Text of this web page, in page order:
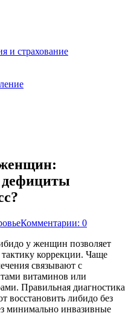
и страхование
дефициты
Комментарии: 0
у женщин позволяет
коррекции. Чаще
связывают с
витаминов или
Правильная диагностика
восстановить либидо без
минимально инвазивные